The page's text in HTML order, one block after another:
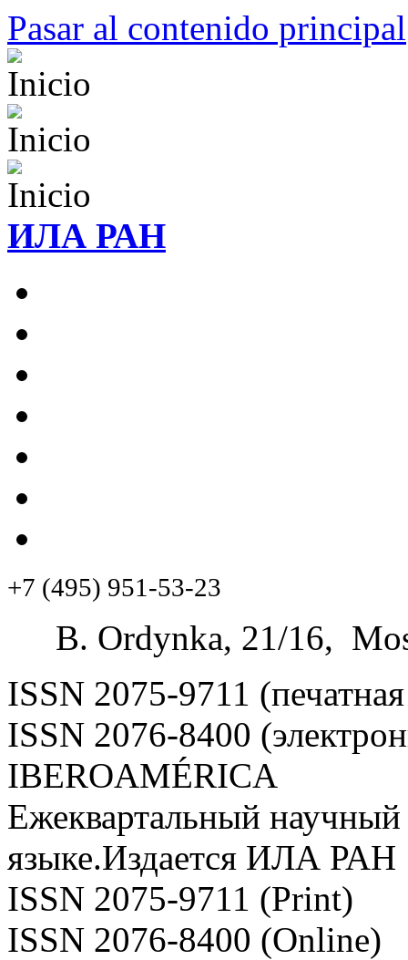
Pasar al contenido principal
ИЛА РАН
+7 (495) 951-53-23
B. Ordynka, 21/16,
ISSN 2075-9711
ISSN 2076-8400
IBEROAMÉRICA
Ежеквартальный
языке.Издается ИЛА РАН
ISSN 2075-9711 (Print)
ISSN 2076-8400 (Online)